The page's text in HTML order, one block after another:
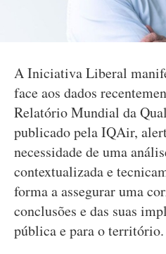
A Iniciativa Liberal
face aos dados
Relatório Mundial da
publicado pela IQAir,
necessidade de uma
contextualizada e
forma a assegurar uma
conclusões e das suas
pública e para o território.